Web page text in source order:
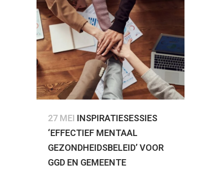
27 MEI INSPIRATIESESSIES
‘EFFECTIEF MENTAAL
GEZONDHEIDSBELEID’ VOOR
GGD EN GEMEENTE